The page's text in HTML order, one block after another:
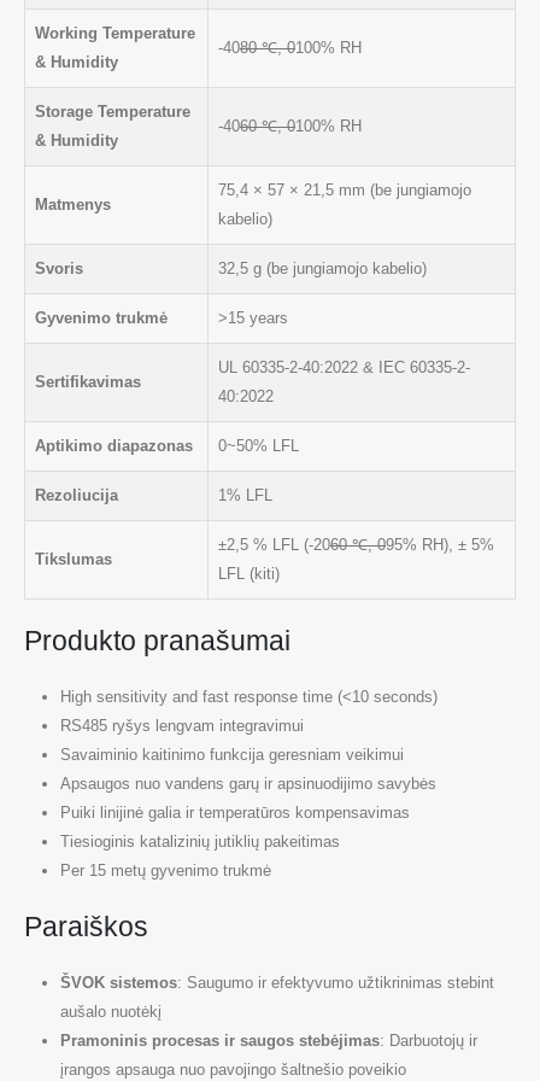
Working Temperature
& Humidity
-4080 ℃, 0100% RH
Storage Temperature
& Humidity
-4060 ℃, 0100% RH
Matmenys
75,4 × 57 × 21,5 mm (be jungiamojo
kabelio)
Svoris 32,5 g (be jungiamojo kabelio)
Gyvenimo trukmė >15 years
Sertifikavimas
UL 60335-2-40:2022 & IEC 60335-2-
40:2022
Aptikimo diapazonas 0~50% LFL
Rezoliucija 1% LFL
Tikslumas
±2,5 % LFL (-2060 ℃, 095% RH), ± 5%
LFL (kiti)
Produkto pranašumai
High sensitivity and fast response time (<10 seconds)
RS485 ryšys lengvam integravimui
Savaiminio kaitinimo funkcija geresniam veikimui
Apsaugos nuo vandens garų ir apsinuodijimo savybės
Puiki linijinė galia ir temperatūros kompensavimas
Tiesioginis katalizinių jutiklių pakeitimas
Per 15 metų gyvenimo trukmė
Paraiškos
ŠVOK sistemos: Saugumo ir efektyvumo užtikrinimas stebint
aušalo nuotėkį
Pramoninis procesas ir saugos stebėjimas: Darbuotojų ir
įrangos apsauga nuo pavojingo šaltnešio poveikio